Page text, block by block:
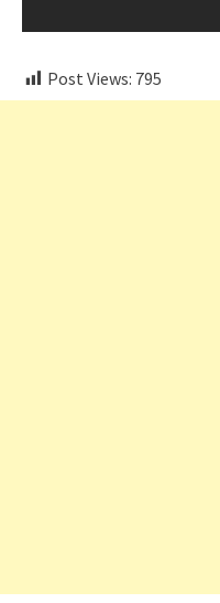
Post Views: 795